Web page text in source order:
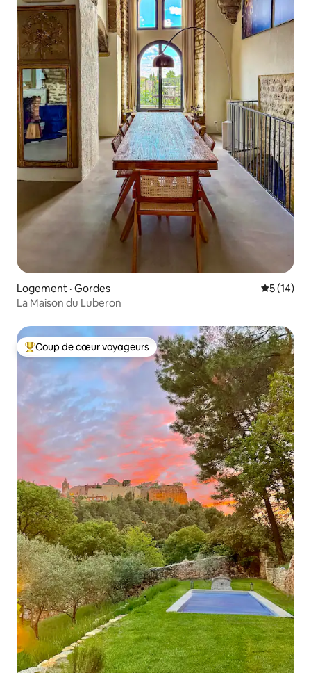
Logement · Gordes Note
5 (14)
La Maison du Luberon
Coup de cœur voyageurs parmi les plus aimés
Coup de cœur voyageurs